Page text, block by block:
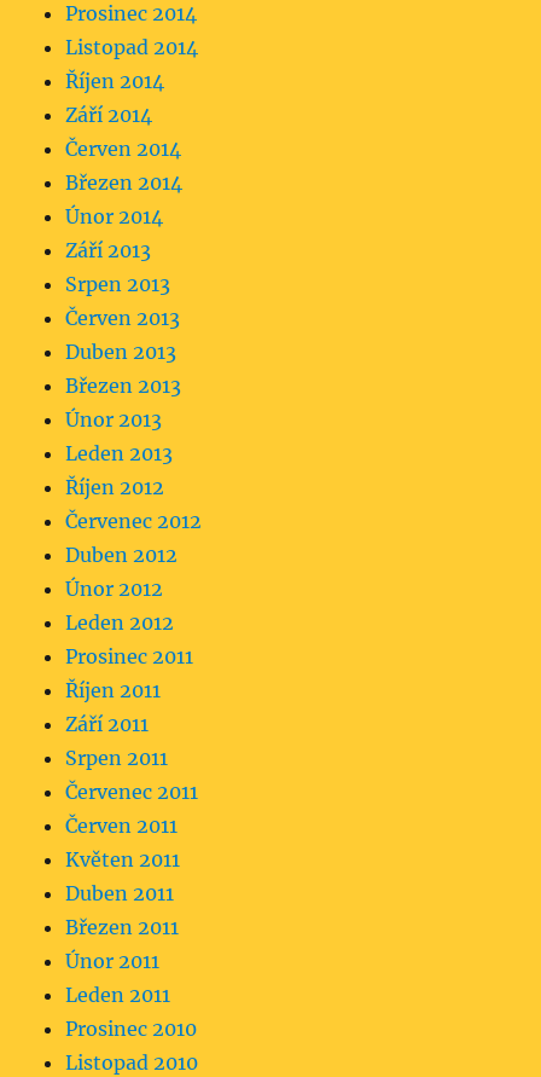
Prosinec 2014
Listopad 2014
Říjen 2014
Září 2014
Červen 2014
Březen 2014
Únor 2014
Září 2013
Srpen 2013
Červen 2013
Duben 2013
Březen 2013
Únor 2013
Leden 2013
Říjen 2012
Červenec 2012
Duben 2012
Únor 2012
Leden 2012
Prosinec 2011
Říjen 2011
Září 2011
Srpen 2011
Červenec 2011
Červen 2011
Květen 2011
Duben 2011
Březen 2011
Únor 2011
Leden 2011
Prosinec 2010
Listopad 2010